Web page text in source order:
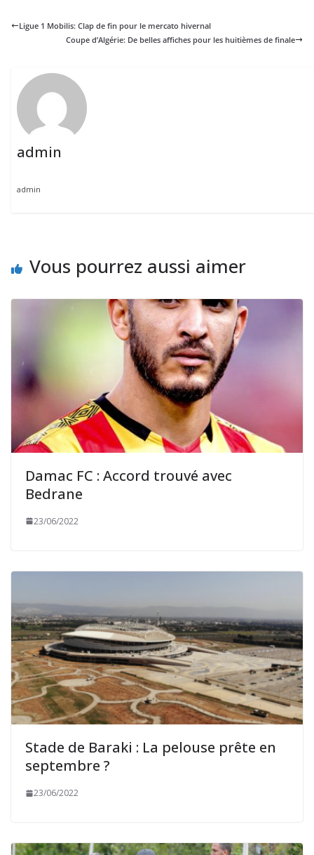
Ligue 1 Mobilis: Clap de fin pour le mercato hivernal
Coupe d’Algérie: De belles affiches pour les huitièmes de finale
admin
admin
Vous pourrez aussi aimer
Damac FC : Accord trouvé avec
Bedrane
23/06/2022
Stade de Baraki : La pelouse prête en
septembre ?
23/06/2022